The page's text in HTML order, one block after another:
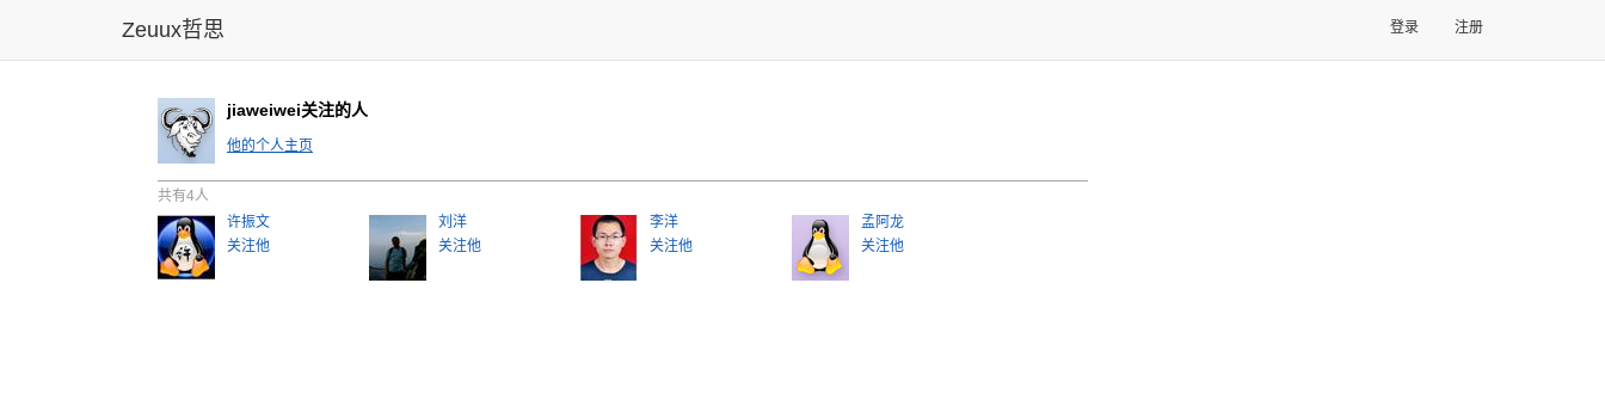
Zeuux哲思 登录 注册
jiaweiwei关注的人
他的个人主页
共有4人
许振文
关注他
刘洋
关注他
李洋
关注他
孟阿龙
关注他